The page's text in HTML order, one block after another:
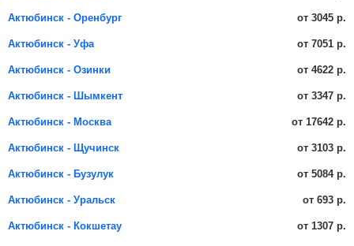
Актюбинск - Оренбург от 3045 р.
Актюбинск - Уфа от 7051 р.
Актюбинск - Озинки от 4622 р.
Актюбинск - Шымкент от 3347 р.
Актюбинск - Москва от 17642 р.
Актюбинск - Щучинск от 3103 р.
Актюбинск - Бузулук от 5084 р.
Актюбинск - Уральск от 693 р.
Актюбинск - Кокшетау от 1307 р.